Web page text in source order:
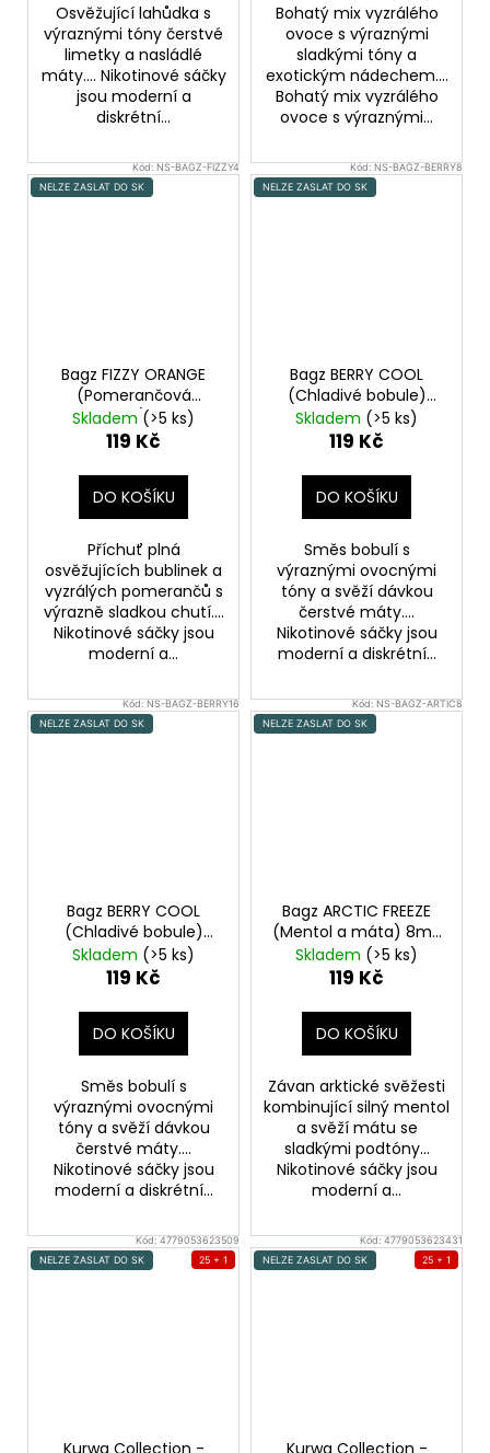
Osvěžující lahůdka s
výraznými tóny čerstvé
limetky a nasládlé
máty.... Nikotinové sáčky
jsou moderní a
diskrétní...
Bohatý mix vyzrálého
ovoce s výraznými
sladkými tóny a
exotickým nádechem....
Bohatý mix vyzrálého
ovoce s výraznými...
Kód:NS-BAGZ-FIZZY4
NELZE ZASLAT DO SK
Bagz FIZZY ORANGE
(Pomerančová
limonáda) 4mg -
Nikotinové sáčky
Skladem (>5 ks)
119 Kč
DO KOŠÍKU
Příchuť plná
osvěžujících bublinek a
vyzrálých pomerančů s
výrazně sladkou chutí....
Nikotinové sáčky jsou
moderní a...
Kód:NS-BAGZ-BERRY8
NELZE ZASLAT DO SK
Bagz BERRY COOL
(Chladivé bobule)
8mg - Nikotinové
sáčky
Skladem (>5 ks)
119 Kč
DO KOŠÍKU
Směs bobulí s
výraznými ovocnými
tóny a svěží dávkou
čerstvé máty....
Nikotinové sáčky jsou
moderní a diskrétní...
Kód:NS-BAGZ-BERRY16
NELZE ZASLAT DO SK
Bagz BERRY COOL
(Chladivé bobule)
16mg - Nikotinové
sáčky
Skladem (>5 ks)
119 Kč
DO KOŠÍKU
Směs bobulí s
výraznými ovocnými
tóny a svěží dávkou
čerstvé máty....
Nikotinové sáčky jsou
moderní a diskrétní...
Kód:NS-BAGZ-ARTIC8
NELZE ZASLAT DO SK
Bagz ARCTIC FREEZE
(Mentol a máta) 8mg
- Nikotinové sáčky
Skladem (>5 ks)
119 Kč
DO KOŠÍKU
Závan arktické svěžesti
kombinující silný mentol
a svěží mátu se
sladkými podtóny...
Nikotinové sáčky jsou
moderní a...
Kód: 4779053623509
NELZE ZASLAT DO SK
25 + 1
Kurwa Collection -
Kód: 4779053623431
NELZE ZASLAT DO SK
25 + 1
Kurwa Collection -